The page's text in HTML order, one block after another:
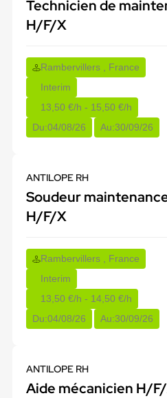
Technicien de
H/F/X
Rambervillers , France
Interim
13,50 €/h - 15,50 €/h
Du:04/08/26 Au:30/09/26
ANTILOPE RH
Soudeur
H/F/X
Rambervillers , France
Interim
13,50 €/h - 14,50 €/h
Du:04/08/26 Au:30/09/26
ANTILOPE RH
Aide mécanicien H/